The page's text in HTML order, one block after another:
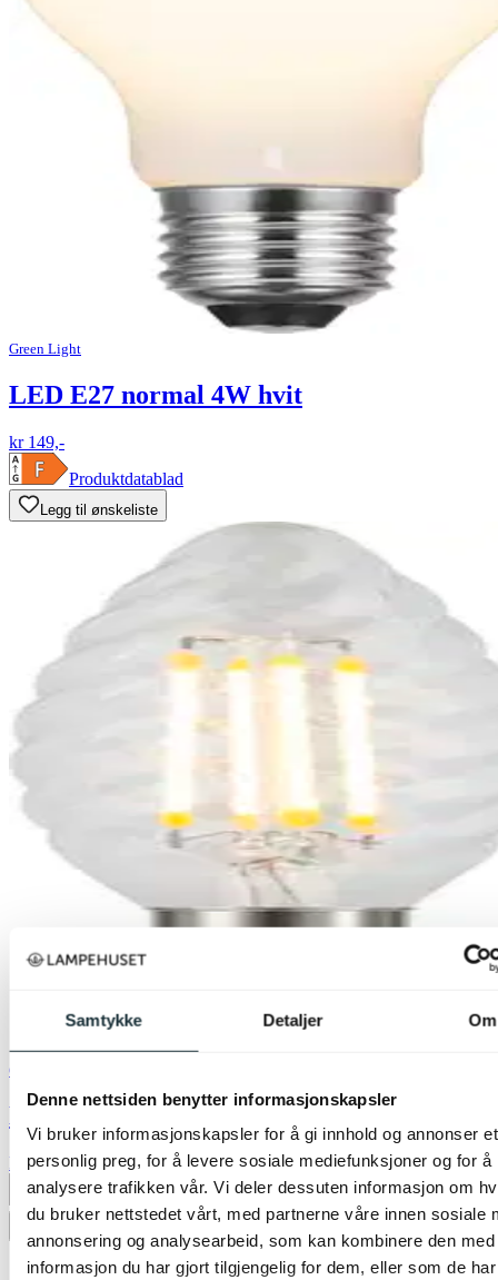
Samtykke Detaljer Om
Denne nettsiden benytter informasjonskapsler
Vi bruker informasjonskapsler for å gi innhold og annonser et
personlig preg, for å levere sosiale mediefunksjoner og for å
analysere trafikken vår. Vi deler dessuten informasjon om
du bruker nettstedet vårt, med partnerne våre innen sosiale
annonsering og analysearbeid, som kan kombinere den med
informasjon du har gjort tilgjengelig for dem, eller som de
Green Light
LED E27 normal 4W hvit
kr 149,-
Produktdatablad
Legg til ønskeliste
Green Light
LED E14 mignon twist dimbar 3,7W klar
kr 149,-
Produktdatablad
Legg til ønskeliste